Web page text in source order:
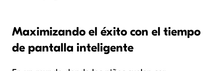
Maximizando el éxito con el tiempo
de pantalla inteligente